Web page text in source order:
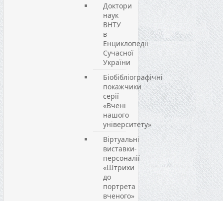
Доктори
наук
ВНТУ
в
Енциклопедії
Сучасної
України
Біобібліографічні
покажчики
серії
«Вчені
нашого
університету»
Віртуальні
виставки-
персоналії
«Штрихи
до
портрета
вченого»